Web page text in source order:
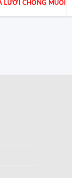
LƯỚI CHỐNG MUỖI